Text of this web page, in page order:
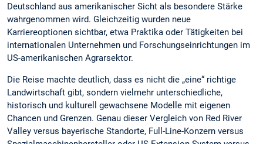
Deutschland aus amerikanischer Sicht als besondere Stärke
wahrgenommen wird. Gleichzeitig wurden neue
Karriereoptionen sichtbar, etwa Praktika oder Tätigkeiten bei
internationalen Unternehmen und Forschungseinrichtungen im
US-amerikanischen Agrarsektor.
Die Reise machte deutlich, dass es nicht die „eine“ richtige
Landwirtschaft gibt, sondern vielmehr unterschiedliche,
historisch und kulturell gewachsene Modelle mit eigenen
Chancen und Grenzen. Genau dieser Vergleich von Red River
Valley versus bayerische Standorte, Full-Line-Konzern versus